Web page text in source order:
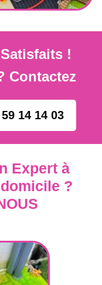
!
Contactez
14 14 03
Expert à
?